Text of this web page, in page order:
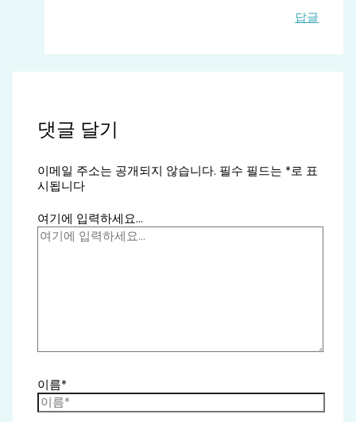
답글
댓글 달기
이메일 주소는 공개되지 않습니다. 필수 필드는 *로 표
시됩니다
여기에 입력하세요...
이름*